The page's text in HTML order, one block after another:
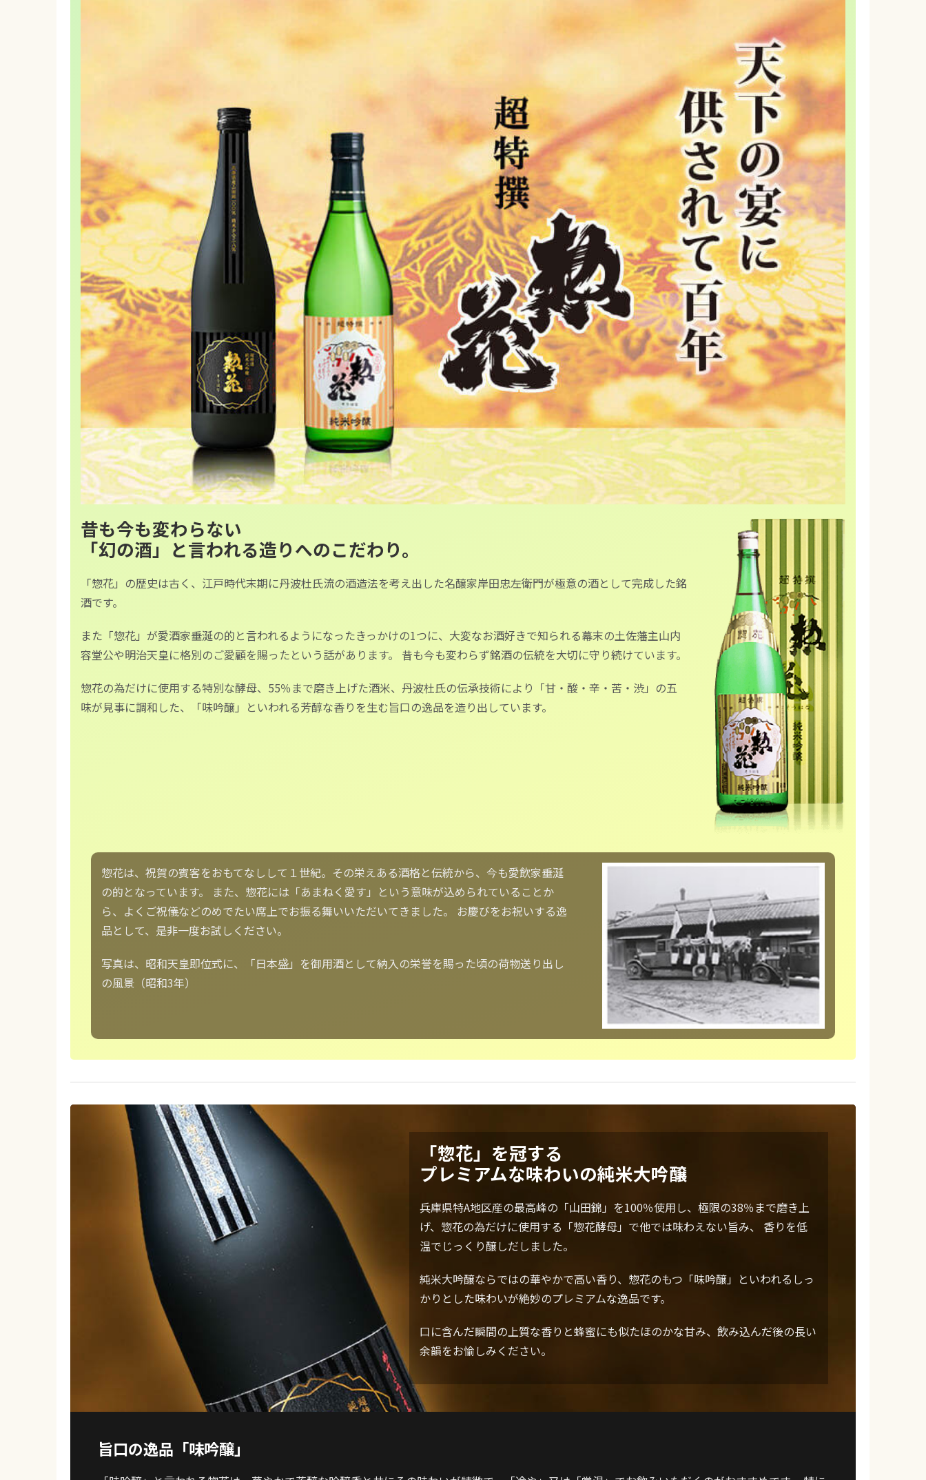
昔も今も変わらない
「幻の酒」と言われる造りへのこだわり。
「惣花」の歴史は古く、江戸時代末期に丹波杜氏流の酒造法を考え出した名醸家岸田忠左衛門が極意の酒として完成した銘
酒です。
また「惣花」が愛酒家垂涎の的と言われるようになったきっかけの1つに、大変なお酒好きで知られる幕末の土佐藩主山内
容堂公や明治天皇に格別のご愛顧を賜ったという話があります。 昔も今も変わらず銘酒の伝統を大切に守り続けています。
惣花の為だけに使用する特別な酵母、55％まで磨き上げた酒米、丹波杜氏の伝承技術により「甘・酸・辛・苦・渋」の五
味が見事に調和した、「味吟醸」といわれる芳醇な香りを生む旨口の逸品を造り出しています。
惣花は、祝賀の賓客をおもてなしして１世紀。その栄えある酒格と伝統から、今も愛飲家垂涎
の的となっています。 また、惣花には「あまねく愛す」という意味が込められていることか
ら、よくご祝儀などのめでたい席上でお振る舞いいただいてきました。 お慶びをお祝いする逸
品として、是非一度お試しください。
写真は、昭和天皇即位式に、「日本盛」を御用酒として納入の栄誉を賜った頃の荷物送り出し
の風景（昭和3年）
「惣花」を冠する
プレミアムな味わいの純米大吟醸
兵庫県特A地区産の最高峰の「山田錦」を100％使用し、極限の38％まで磨き上
げ、惣花の為だけに使用する「惣花酵母」で他では味わえない旨み、 香りを低
温でじっくり醸しだしました。
純米大吟醸ならではの華やかで高い香り、惣花のもつ「味吟醸」といわれるしっ
かりとした味わいが絶妙のプレミアムな逸品です。
口に含んだ瞬間の上質な香りと蜂蜜にも似たほのかな甘み、飲み込んだ後の長い
余韻をお愉しみください。
旨口の逸品「味吟醸」